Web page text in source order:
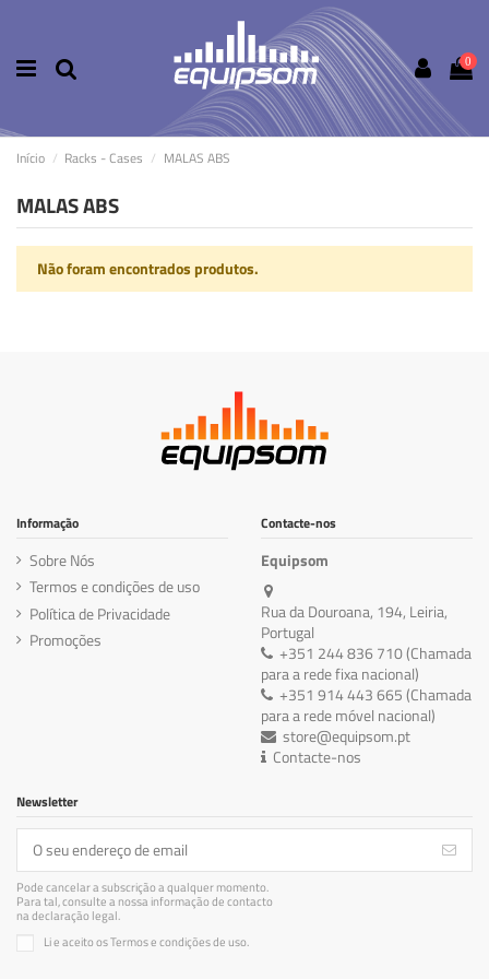
0
Início Racks - Cases MALAS ABS
MALAS ABS
Não foram encontrados produtos.
Informação
Sobre Nós
Termos e condições de uso
Política de Privacidade
Promoções
Contacte-nos
Equipsom
Rua da Douroana, 194, Leiria,
Portugal
+351 244 836 710 (Chamada
para a rede fixa nacional)
+351 914 443 665 (Chamada
para a rede móvel nacional)
store@equipsom.pt
Contacte-nos
Newsletter
Pode cancelar a subscrição a qualquer momento.
Para tal, consulte a nossa informação de contacto
na declaração legal.
Li e aceito os Termos e condições de uso.